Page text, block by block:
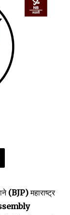
(BJP)महाराष्ट्र